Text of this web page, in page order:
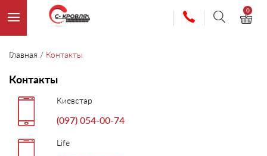
0
Главная / Контакты
Контакты
Киевстар
(097) 054-00-74
Life